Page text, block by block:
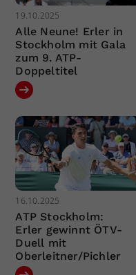
19.10.2025
Alle Neune! Erler in
Stockholm mit Gala
zum 9. ATP-
Doppeltitel
16.10.2025
ATP Stockholm:
Erler gewinnt ÖTV-
Duell mit
Oberleitner/Pichler